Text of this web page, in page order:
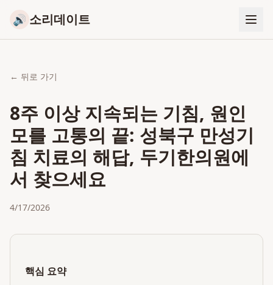
🔊 소리데이트
← 뒤로 가기
8주 이상 지속되는 기침, 원인
모를 고통의 끝: 성북구 만성기
침 치료의 해답, 두기한의원에
서 찾으세요
4/17/2026
핵심 요약